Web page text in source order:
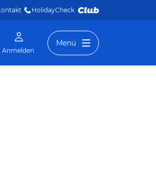
HolidayCheck
Anmelden
Menü